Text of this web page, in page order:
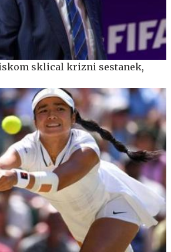
sklical krizni sestanek,